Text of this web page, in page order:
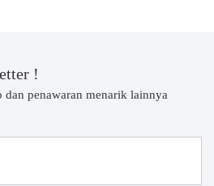
!
penawaran menarik lainnya